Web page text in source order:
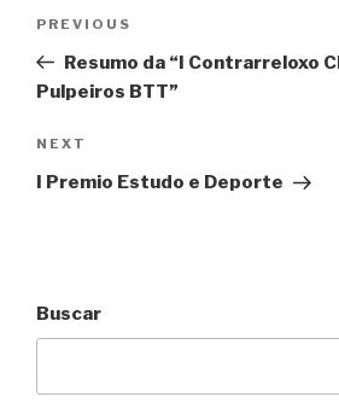
entradas
Previous
Post
PREVIOUS
Resumo da “I Contrarreloxo
Pulpeiros BTT”
Next
Post
NEXT
I Premio Estudo e Deporte
Buscar